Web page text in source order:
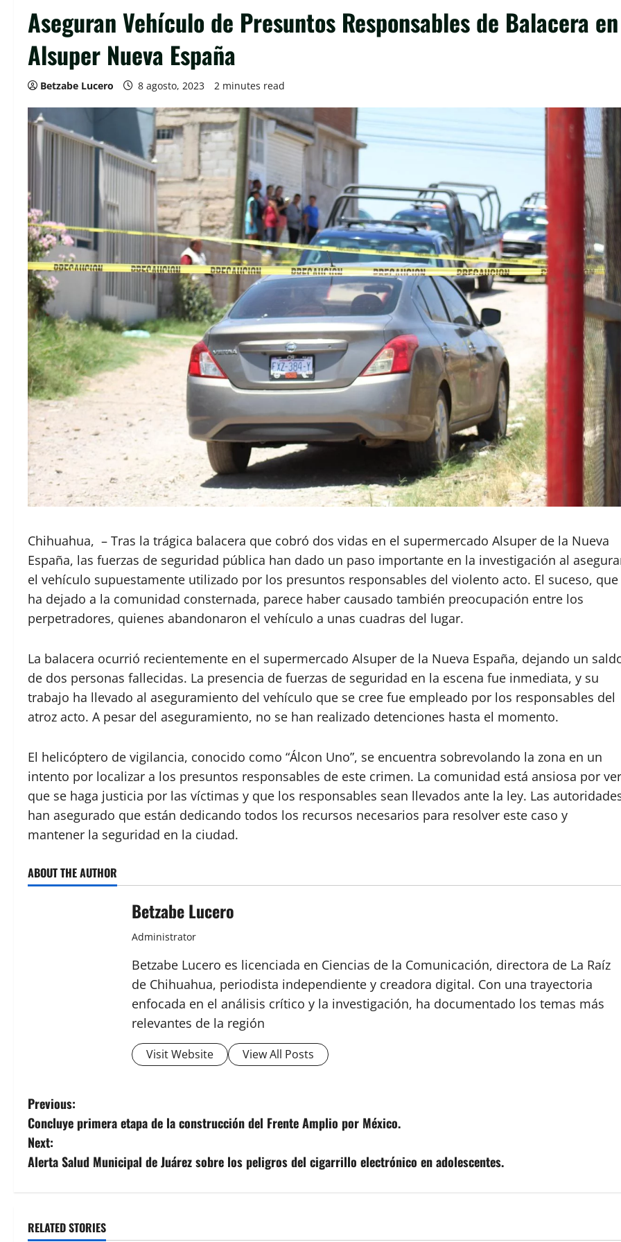
Aseguran Vehículo de Presuntos Responsables de Balacera en
Alsuper Nueva España
Betzabe Lucero 8 agosto, 2023 2 minutes read
Chihuahua, – Tras la trágica balacera que cobró dos vidas en el supermercado Alsuper de la Nueva
España, las fuerzas de seguridad pública han dado un paso importante en la investigación al
el vehículo supuestamente utilizado por los presuntos responsables del violento acto. El suceso, que
ha dejado a la comunidad consternada, parece haber causado también preocupación entre los
perpetradores, quienes abandonaron el vehículo a unas cuadras del lugar.
La balacera ocurrió recientemente en el supermercado Alsuper de la Nueva España, dejando un
de dos personas fallecidas. La presencia de fuerzas de seguridad en la escena fue inmediata, y su
trabajo ha llevado al aseguramiento del vehículo que se cree fue empleado por los responsables del
atroz acto. A pesar del aseguramiento, no se han realizado detenciones hasta el momento.
El helicóptero de vigilancia, conocido como “Álcon Uno”, se encuentra sobrevolando la zona en un
intento por localizar a los presuntos responsables de este crimen. La comunidad está ansiosa por ver
que se haga justicia por las víctimas y que los responsables sean llevados ante la ley. Las
han asegurado que están dedicando todos los recursos necesarios para resolver este caso y
mantener la seguridad en la ciudad.
ABOUT THE AUTHOR
Betzabe Lucero
Administrator
Betzabe Lucero es licenciada en Ciencias de la Comunicación, directora de La Raíz
de Chihuahua, periodista independiente y creadora digital. Con una trayectoria
enfocada en el análisis crítico y la investigación, ha documentado los temas más
relevantes de la región
Visit Website View All Posts
P
o
s
n
Previous:
Concluye primera etapa de la construcción del Frente Amplio por México.
Next:
Alerta Salud Municipal de Juárez sobre los peligros del cigarrillo electrónico en adolescentes.
RELATED STORIES